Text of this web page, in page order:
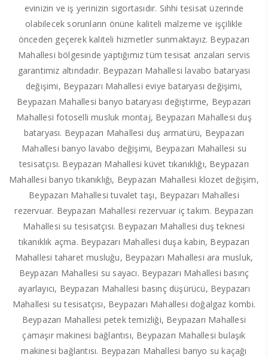
evinizin ve iş yerinizin sigortasıdır. Sıhhi tesisat üzerinde
olabilecek sorunların önüne kaliteli malzeme ve işçilikle
önceden geçerek kaliteli hizmetler sunmaktayız. Beypazarı
Mahallesi bölgesinde yaptığımız tüm tesisat arızaları servis
garantimiz altındadır. Beypazarı Mahallesi lavabo bataryası
değişimi, Beypazarı Mahallesi eviye bataryası değişimi,
Beypazarı Mahallesi banyo bataryası değiştirme, Beypazarı
Mahallesi fotoselli musluk montaj, Beypazarı Mahallesi duş
bataryası. Beypazarı Mahallesi duş armatürü, Beypazarı
Mahallesi banyo lavabo değişimi, Beypazarı Mahallesi su
tesisatçısı. Beypazarı Mahallesi küvet tıkanıklığı, Beypazarı
Mahallesi banyo tıkanıklığı, Beypazarı Mahallesi klozet değişim,
Beypazarı Mahallesi tuvalet taşı, Beypazarı Mahallesi
rezervuar. Beypazarı Mahallesi rezervuar iç takım. Beypazarı
Mahallesi su tesisatçısı. Beypazarı Mahallesi duş teknesi
tıkanıklık açma. Beypazarı Mahallesi duşa kabin, Beypazarı
Mahallesi taharet musluğu, Beypazarı Mahallesi ara musluk,
Beypazarı Mahallesi su sayacı. Beypazarı Mahallesi basınç
ayarlayıcı, Beypazarı Mahallesi basınç düşürücü, Beypazarı
Mahallesi su tesisatçısı, Beypazarı Mahallesi doğalgaz kombi.
Beypazarı Mahallesi petek temizliği, Beypazarı Mahallesi
çamaşır makinesi bağlantısı, Beypazarı Mahallesi bulaşık
makinesi bağlantısı. Beypazarı Mahallesi banyo su kaçağı